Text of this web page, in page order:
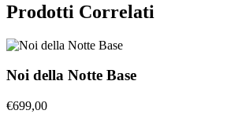
Prodotti Correlati
Noi della Notte Base
€699,00